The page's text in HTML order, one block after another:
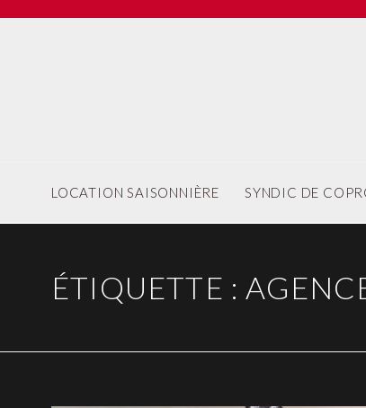
LOCATION SAISONNIÈRE SYNDIC DE
ÉTIQUETTE :